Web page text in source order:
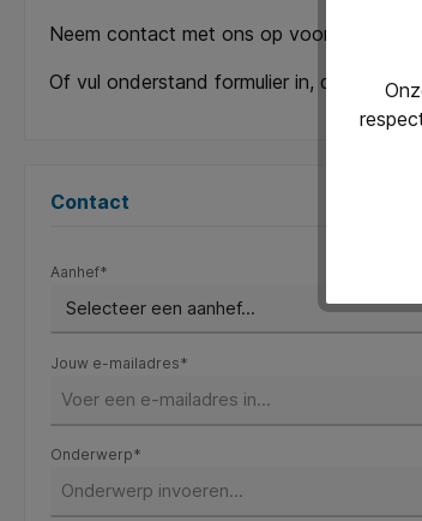
Neem contact met ons op voor meer
Of vul onderstand formulier in, dan
Contact
Aanhef*
Jouw e-mailadres*
Onderwerp*